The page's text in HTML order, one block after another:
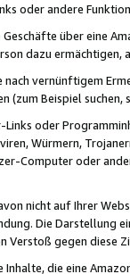
oder andere
über eine
dazu
vernünftigem
(zum Beispiel
oder
Würmern,
Computer oder
nicht auf Ihrer
Die Darstellung
Verstoß gegen diese
Inhalte, die eine